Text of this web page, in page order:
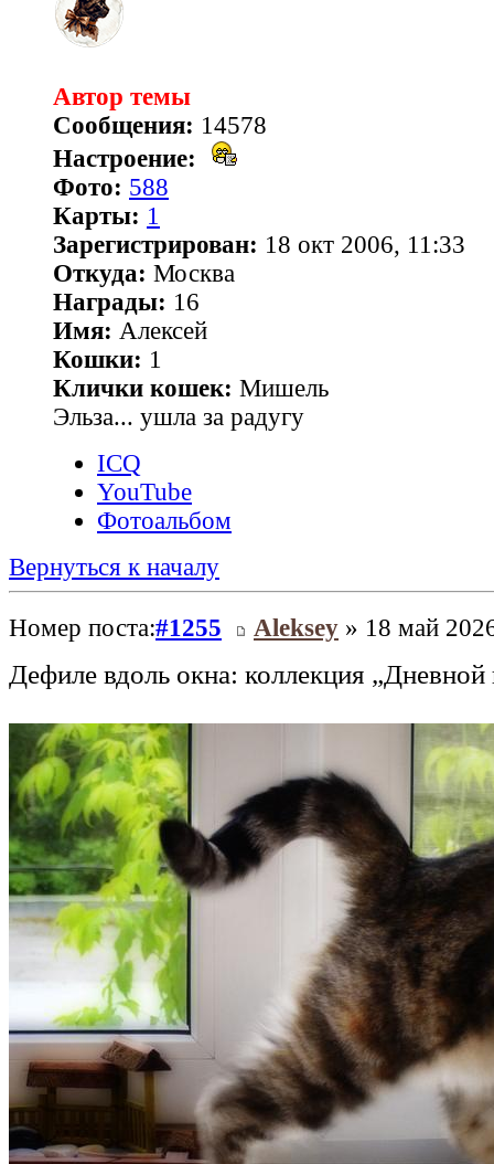
Автор темы
Сообщения: 14578
Настроение:
Фото: 588
Карты: 1
Зарегистрирован: 18 окт 2006, 11:33
Откуда: Москва
Награды: 16
Имя: Алексей
Кошки: 1
Клички кошек: Мишель
Эльза... ушла за радугу
ICQ
YouTube
Фотоальбом
Вернуться к началу
Номер поста:#1255 Aleksey » 18 май
Дефиле вдоль окна: коллекция